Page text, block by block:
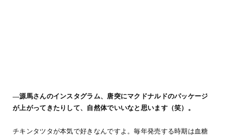
―源馬さんのインスタグラム、唐突にマクドナルドのパッケージ
が上がってきたりして、自然体でいいなと思います（笑）。
チキンタツタが本気で好きなんですよ。毎年発売する時期は血糖